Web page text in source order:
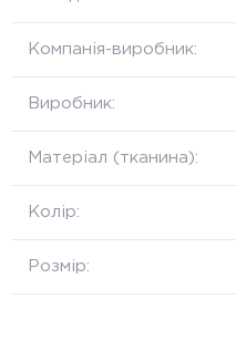
Компанія-виробник:
Виробник:
Матеріал (тканина):
Колір:
Розмір: